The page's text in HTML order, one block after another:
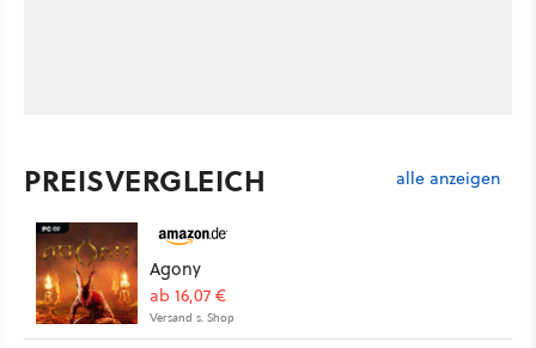
PREISVERGLEICH alle anzeigen
Agony
ab 16,07 €
Versand s. Shop